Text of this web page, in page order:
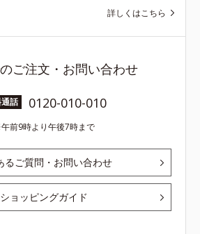
詳しくはこちら
ご注文・お問い合わせ
話 0120-010-010
午前9時より午後7時まで
るご質問・お問い合わせ
ショッピングガイド